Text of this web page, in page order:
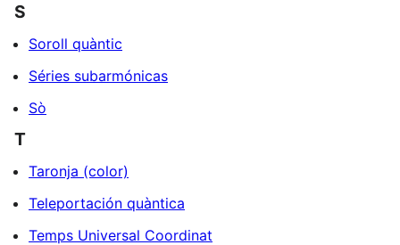
S
Soroll quàntic
Séries subarmónicas
Sò
T
Taronja (color)
Teleportación quàntica
Temps Universal Coordinat